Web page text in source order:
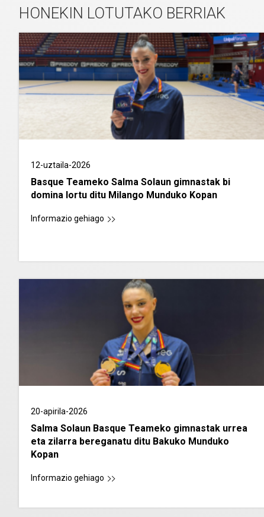
HONEKIN LOTUTAKO BERRIAK
12-uztaila-2026
Basque Teameko Salma Solaun gimnastak bi
domina lortu ditu Milango Munduko Kopan
Informazio gehiago
20-apirila-2026
Salma Solaun Basque Teameko gimnastak urrea
eta zilarra bereganatu ditu Bakuko Munduko
Kopan
Informazio gehiago